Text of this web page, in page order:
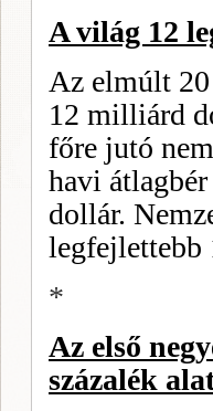
A világ 12
Az elmúlt 20
12 milliárd
főre jutó
havi
dollár.
legfejlettebb
*
Az első
százalék